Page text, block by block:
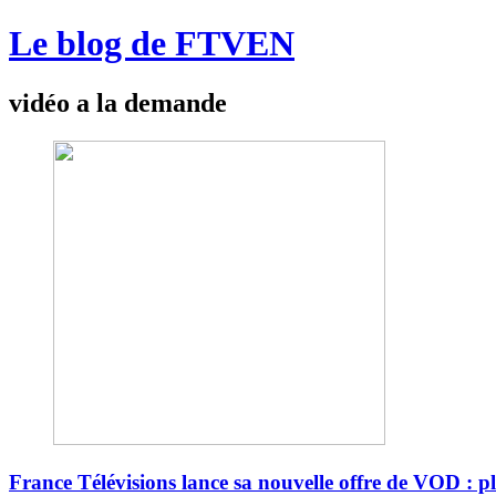
Le blog de FTVEN
vidéo a la demande
France Télévisions lance sa nouvelle offre de VOD :